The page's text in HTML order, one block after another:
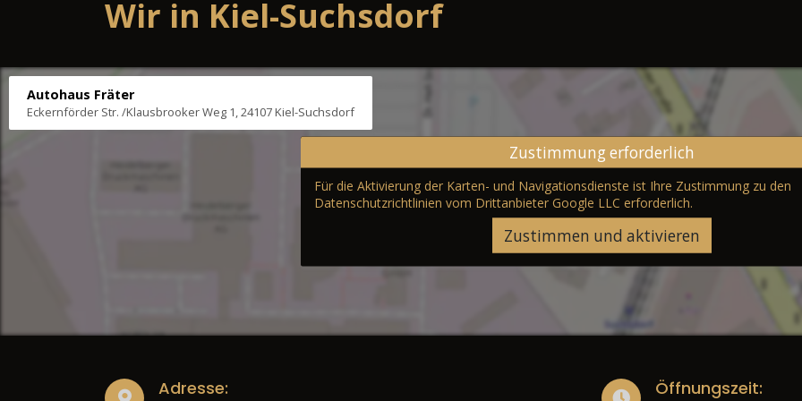
Wir in Kiel-Suchsdorf
Autohaus Fräter
Eckernförder Str. /Klausbrooker Weg 1, 24107 Kiel-Suchsdorf
Zustimmung erforderlich
Für die Aktivierung der Karten- und Navigationsdienste ist Ihre Zustimmung zu den
Datenschutzrichtlinien vom Drittanbieter Google LLC erforderlich.
Zustimmen und aktivieren
Adresse: Öffnungszeit: